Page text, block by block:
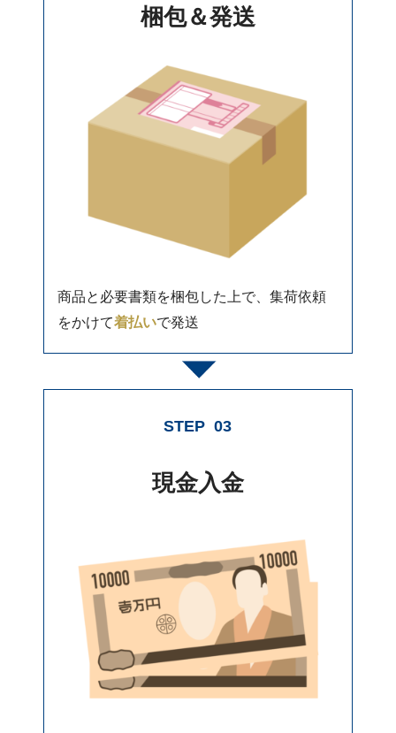
梱包＆発送
商品と必要書類を梱包した上で、集荷依頼
をかけて着払いで発送
STEP 03
現金入金